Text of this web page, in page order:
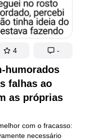
humorados
falhas ao
as próprias
com o fracasso:
necessário
4 -